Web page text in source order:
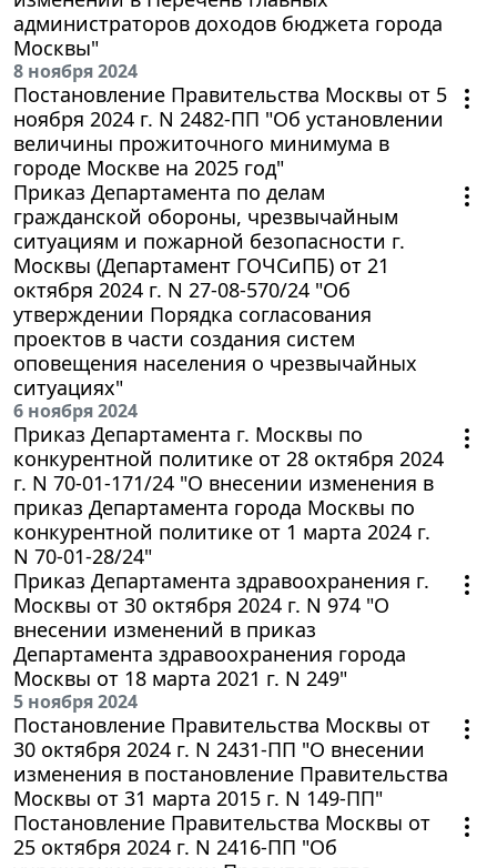
администраторов доходов бюджета города
Москвы"
8 ноября 2024
Постановление Правительства Москвы от 5
ноября 2024 г. N 2482-ПП "Об установлении
величины прожиточного минимума в
городе Москве на 2025 год"
Приказ Департамента по делам
гражданской обороны, чрезвычайным
ситуациям и пожарной безопасности г.
Москвы (Департамент ГОЧСиПБ) от 21
октября 2024 г. N 27-08-570/24 "Об
утверждении Порядка согласования
проектов в части создания систем
оповещения населения о чрезвычайных
ситуациях"
6 ноября 2024
Приказ Департамента г. Москвы по
конкурентной политике от 28 октября 2024
г. N 70-01-171/24 "О внесении изменения в
приказ Департамента города Москвы по
конкурентной политике от 1 марта 2024 г.
N 70-01-28/24"
Приказ Департамента здравоохранения г.
Москвы от 30 октября 2024 г. N 974 "О
внесении изменений в приказ
Департамента здравоохранения города
Москвы от 18 марта 2021 г. N 249"
5 ноября 2024
Постановление Правительства Москвы от
30 октября 2024 г. N 2431-ПП "О внесении
изменения в постановление Правительства
Москвы от 31 марта 2015 г. N 149-ПП"
Постановление Правительства Москвы от
25 октября 2024 г. N 2416-ПП "Об